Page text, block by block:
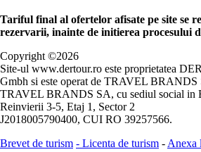
Tariful final al ofertelor afisate pe site se
rezervarii, inainte de initierea procesului
Copyright ©2026
Site-ul www.dertour.ro este proprietatea
Gmbh si este operat de TRAVEL BRANDS
TRAVEL BRANDS SA, cu sediul social in
Reinvierii 3-5, Etaj 1, Sector 2
J2018005790400, CUI RO 39257566.
Brevet de turism - Licenta de turism - Anexa